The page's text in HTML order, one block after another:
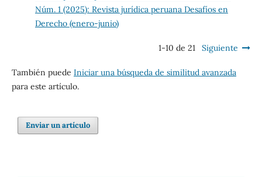
Núm. 1 (2025): Revista jurídica peruana Desafíos en
Derecho (enero-junio)
1-10 de 21 Siguiente
También puede Iniciar una búsqueda de similitud avanzada
para este artículo.
Enviar un artículo